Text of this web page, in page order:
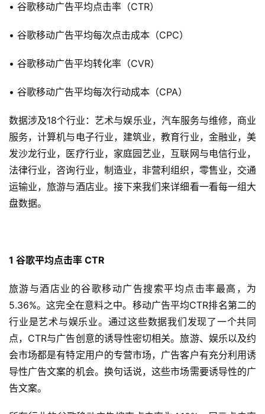
• 谷歌移动广告平均点击率（CTR）
• 谷歌移动广告平均每次点击成本（CPC）
• 谷歌移动广告平均转化率（CVR）
• 谷歌移动广告平均每次行动成本（CPA）
数据涉及18个行业：艺术与娱乐业，汽车服务与维修，商业
服务，计算机与电子行业，建筑业，教育行业，金融业，美
发沙龙行业，医疗行业，家庭园艺业，互联网与电信行业，
法律行业，咨询行业，制造业，非营利组织，零售业，交通
运输业，旅游与酒店业。接下来我们来详细看一看每一组大
盘数据。
1 谷歌平均点击率 CTR
旅游与酒店业的谷歌移动广告搜索平均点击率最高，为
5.36%。这完全在意料之中。移动广告平均CTR排名第二的
行业是艺术与娱乐业。通过这些数据我们发现了一个共同
点，CTR与广告创意的诱导性密切相关。旅游、娱乐以及约
会市场都是有特定用户的专营市场，广告客户有充分利用诱
导性广告文案的机会。换句话说，这些市场需要诱导性的广
告文案。